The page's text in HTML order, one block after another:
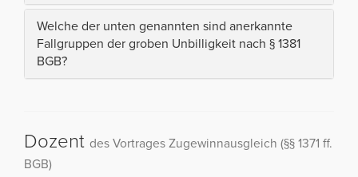
Welche der unten genannten sind anerkannte
Fallgruppen der groben Unbilligkeit nach § 1381
BGB?
Dozent des Vortrages Zugewinnausgleich (§§ 1371 ff.
BGB)